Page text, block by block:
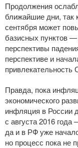
Продолжения
ближайшие дни, так
сентября может
базисных пунктов
перспективы
перспективе и
привлекательность
Правда, пока
экономического
инфляция в России
с августа 2016
да и в РФ уже
но процесс пока не